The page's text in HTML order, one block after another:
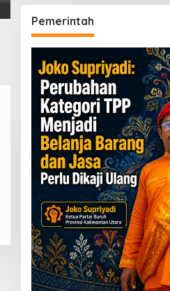
Ajukan Permohonan RDP
ke DPRD Berau Bahas
Regulasi dan Solusi Transisi
MBLB
Pemerintah